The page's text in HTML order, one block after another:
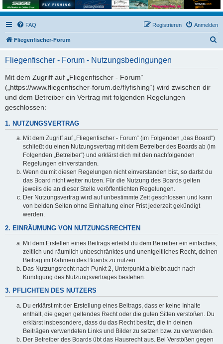
FAQ Anmelden
Registrieren
Fliegenfischer-Forum
Fliegenfischer - Forum - Nutzungsbedingungen
Mit dem Zugriff auf „Fliegenfischer - Forum“
(„https://www.fliegenfischer-forum.de/flyfishing“) wird zwischen dir
und dem Betreiber ein Vertrag mit folgenden Regelungen
geschlossen:
1. NUTZUNGSVERTRAG
Mit dem Zugriff auf „Fliegenfischer - Forum“ (im Folgenden „das Board“)
schließt du einen Nutzungsvertrag mit dem Betreiber des Boards ab (im
Folgenden „Betreiber“) und erklärst dich mit den nachfolgenden
Regelungen einverstanden.
Wenn du mit diesen Regelungen nicht einverstanden bist, so darfst du
das Board nicht weiter nutzen. Für die Nutzung des Boards gelten
jeweils die an dieser Stelle veröffentlichten Regelungen.
Der Nutzungsvertrag wird auf unbestimmte Zeit geschlossen und kann
von beiden Seiten ohne Einhaltung einer Frist jederzeit gekündigt
werden.
2. EINRÄUMUNG VON NUTZUNGSRECHTEN
Mit dem Erstellen eines Beitrags erteilst du dem Betreiber ein einfaches,
zeitlich und räumlich unbeschränktes und unentgeltliches Recht, deinen
Beitrag im Rahmen des Boards zu nutzen.
Das Nutzungsrecht nach Punkt 2, Unterpunkt a bleibt auch nach
Kündigung des Nutzungsvertrages bestehen.
3. PFLICHTEN DES NUTZERS
Du erklärst mit der Erstellung eines Beitrags, dass er keine Inhalte
enthält, die gegen geltendes Recht oder die guten Sitten verstoßen. Du
erklärst insbesondere, dass du das Recht besitzt, die in deinen
Beiträgen verwendeten Links und Bilder zu setzen bzw. zu verwenden.
Der Betreiber des Boards übt das Hausrecht aus. Bei Verstößen gegen